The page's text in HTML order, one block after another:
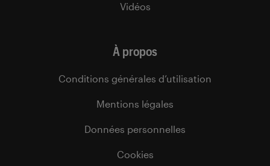
Vidéos
À propos
Conditions générales d’utilisation
Mentions légales
Données personnelles
Cookies